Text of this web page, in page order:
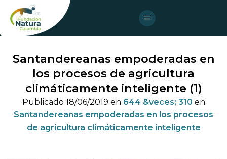
content
Santandereanas empoderadas en
los procesos de agricultura
climáticamente inteligente (1)
Publicado 18/06/2019 en 644 &veces; 310 en
Santandereanas empoderadas en los procesos
de agricultura climáticamente inteligente